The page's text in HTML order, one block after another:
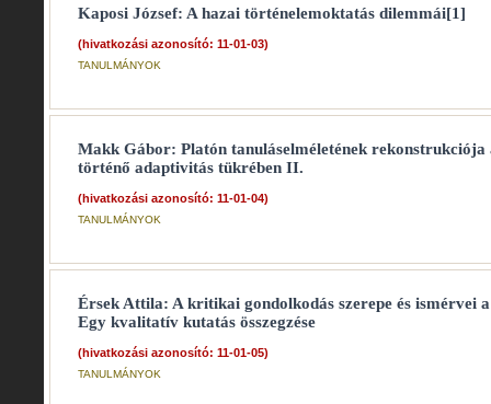
Kaposi József: A hazai történelemoktatás dilemmái[1]
(hivatkozási azonosító: 11-01-03)
TANULMÁNYOK
Makk Gábor: Platón tanuláselméletének rekonstrukciója
történő adaptivitás tükrében II.
(hivatkozási azonosító: 11-01-04)
TANULMÁNYOK
Érsek Attila: A kritikai gondolkodás szerepe és ismérvei
Egy kvalitatív kutatás összegzése
(hivatkozási azonosító: 11-01-05)
TANULMÁNYOK